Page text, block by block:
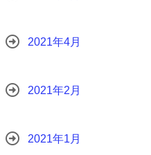
2021年4月
2021年2月
2021年1月